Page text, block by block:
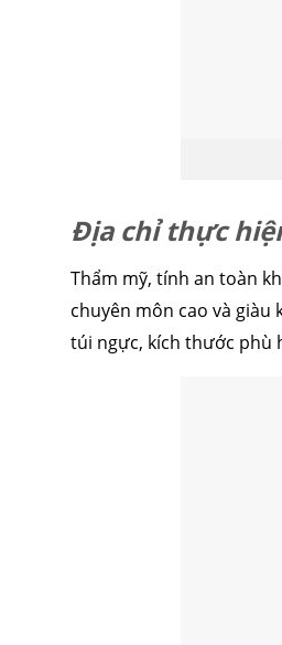
Địa chỉ thực
Thẩm mỹ, tính an toàn
chuyên môn cao và giàu
túi ngực, kích thước phù